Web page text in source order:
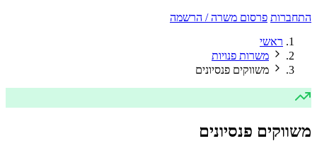
התחברות פרסום משרה / הרשמה
ראשי
משרות פנויות
משווקים פנסיונים
משווקים פנסיונים